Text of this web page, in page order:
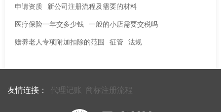
申请资质 新公司注册流程及需要的材料
医疗保险一年交多少钱 一般的小店需要交税吗
赡养老人专项附加扣除的范围 征管 法规
友情连接： 代理记账 商标注册流程